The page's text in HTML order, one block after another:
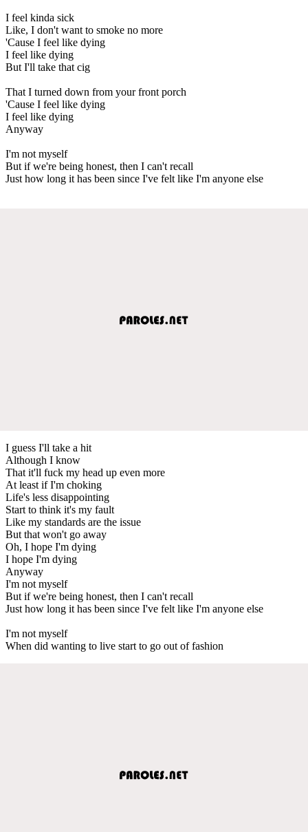
I feel kinda sick
Like, I don't want to smoke no more
'Cause I feel like dying
I feel like dying
But I'll take that cig
That I turned down from your front porch
'Cause I feel like dying
I feel like dying
Anyway
I'm not myself
But if we're being honest, then I can't recall
Just how long it has been since I've felt like I'm anyone else
I guess I'll take a hit
Although I know
That it'll fuck my head up even more
At least if I'm choking
Life's less disappointing
Start to think it's my fault
Like my standards are the issue
But that won't go away
Oh, I hope I'm dying
I hope I'm dying
Anyway
I'm not myself
But if we're being honest, then I can't recall
Just how long it has been since I've felt like I'm anyone else
I'm not myself
When did wanting to live start to go out of fashion